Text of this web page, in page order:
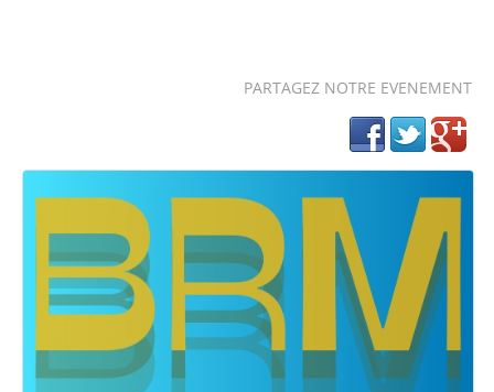
PARTAGEZ NOTRE EVENEMENT